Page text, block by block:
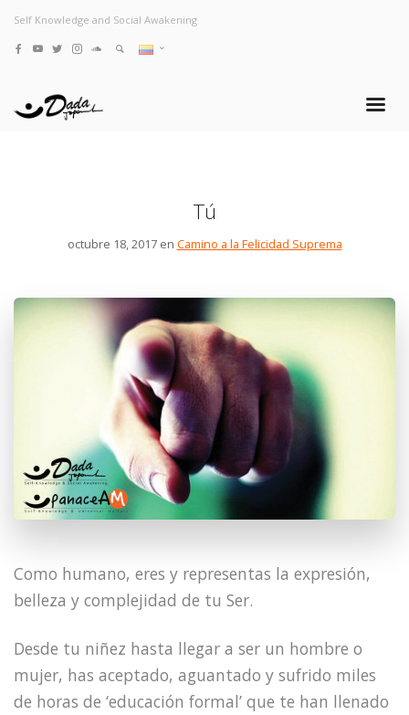
Self Knowledge and Social Awakening
Tú
octubre 18, 2017 en Camino a la Felicidad Suprema
Como humano, eres y representas la expresión,
belleza y complejidad de tu Ser.
Desde tu niñez hasta llegar a ser un hombre o
mujer, has aceptado, aguantado y sufrido miles
de horas de ‘educación formal’ que te han llenado